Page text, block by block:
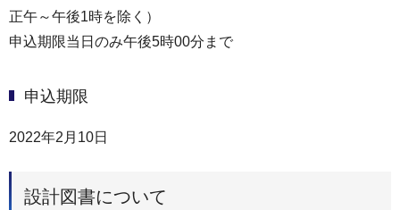
正午～午後1時を除く）
申込期限当日のみ午後5時00分まで
申込期限
2022年2月10日
設計図書について